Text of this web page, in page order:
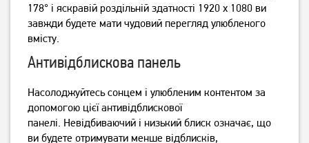
Ноутбук Asus TUF Gaming
A16 FA607NUG
55 999грн
fa2057ns (D14JDEA)
59 999
178° і яскравій роздільній здатності 1920 x 1080 ви
завжди будете мати чудовий перегляд улюбленого
вмісту.
Антивідблискова панель
Насолоджуйтесь сонцем і улюбленим контентом за
допомогою цієї антивідблискової
панелі. Невідбиваючий і низький блиск означає, що
ви будете отримувати менше відблисків,